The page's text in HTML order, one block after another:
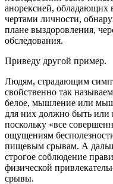
анорексией,
чертами личности,
плане выздоровления,
обследования.
Приведу другой пример.
Людям, страдающим
свойственно так
белое, мышление или
для них должно быть
поскольку «все
ощущениям
пищевым срывам. А
строгое соблюдение
физической
срывы.